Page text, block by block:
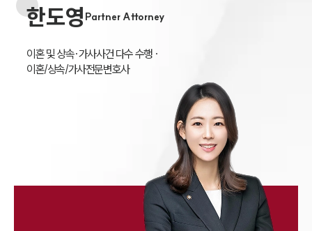
천안학교폭력변호사
천안부동산변호사
천안변호사 업무분야
천안변호사 주요 업무사례
Partner Attorney
한도영
이혼 및 상속·가사사건 다수 수행 ·
이혼/상속/가사전문변호사